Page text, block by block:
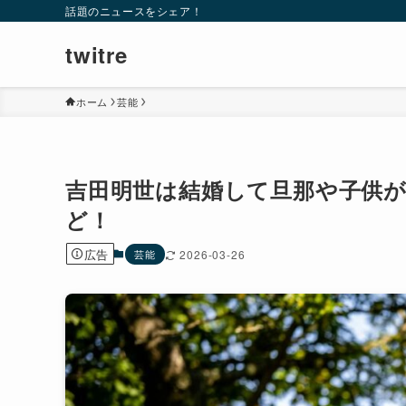
話題のニュースをシェア！
twitre
ホーム 芸能
吉田明世は結婚して旦那や子供
ど！
広告 芸能 2026-03-26